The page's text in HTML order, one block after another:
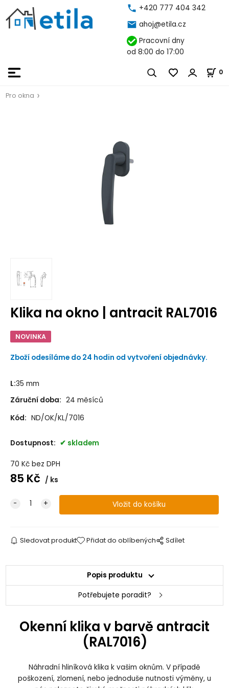
+420 777 404 342
ahoj@etila.cz
Pracovní dny
od 8:00 do 17:00
0
Pro okna
Klika na okno | antracit RAL7016
NOVINKA
Zboží odesíláme do 24 hodin od vytvoření objednávky.
L:35 mm
Záruční doba: 24 měsíců
Kód: ND/OK/KL/7016
Dostupnost: skladem
70 Kč bez DPH
85 Kč ks
Sledovat produkt Přidat do oblíbených Sdílet
Popis produktu
Potřebujete poradit?
Okenní klika v barvě antracit
(RAL7016)
Náhradní hliníková klika k vašim oknům. V případě
poškození, zlomení, nebo jednoduše nutnosti výměny, u